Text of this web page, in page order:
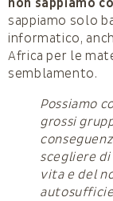
sappiamo solo
informatico,
Africa per le
semblamento.
Possiamo
grossi
scegliere
vita e del